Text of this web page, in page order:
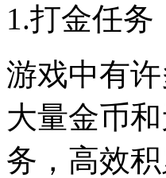
1.打金任务
游戏中有
大量金币
务，高效积